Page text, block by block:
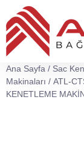
Ana Sayfa / Sac
Makinaları / ATL-
KENETLEME